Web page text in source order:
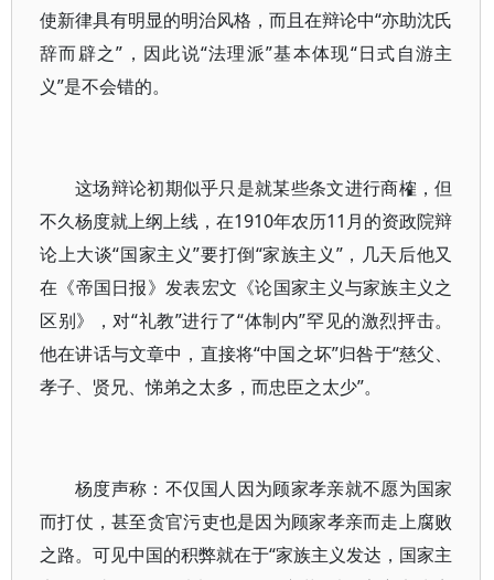
使新律具有明显的明治风格，而且在辩论中“亦助沈氏
辞而辟之”，因此说“法理派”基本体现“日式自游主
义”是不会错的。
这场辩论初期似乎只是就某些条文进行商榷，但
不久杨度就上纲上线，在1910年农历11月的资政院辩
论上大谈“国家主义”要打倒“家族主义”，几天后他又
在《帝国日报》发表宏文《论国家主义与家族主义之
区别》，对“礼教”进行了“体制内”罕见的激烈抨击。
他在讲话与文章中，直接将“中国之坏”归咎于“慈父、
孝子、贤兄、悌弟之太多，而忠臣之太少”。
杨度声称：不仅国人因为顾家孝亲就不愿为国家
而打仗，甚至贪官污吏也是因为顾家孝亲而走上腐败
之路。可见中国的积弊就在于“家族主义发达，国家主